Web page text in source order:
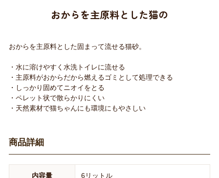
おからを主原料とした猫の
おからを主原料とした固まって流せる猫砂。
・水に溶けやすく水洗トイレに流せる
・主原料がおからだから燃えるゴミとして処理できる
・しっかり固めてニオイをとる
・ペレット状で散らかりにくい
・天然素材で猫ちゃんにも環境にもやさしい
商品詳細
内容量 6リットル